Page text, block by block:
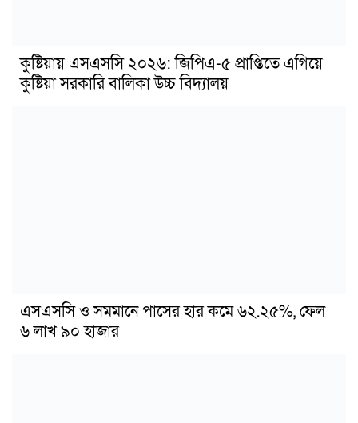
কুষ্টিয়ায় এসএসসি ২০২৬: জিপিএ-৫ প্রাপ্তিতে এগিয়ে
কুষ্টিয়া সরকারি বালিকা উচ্চ বিদ্যালয়
এসএসসি ও সমমানে পাসের হার কমে ৬২.২৫%, ফেল
৬ লাখ ৯০ হাজার